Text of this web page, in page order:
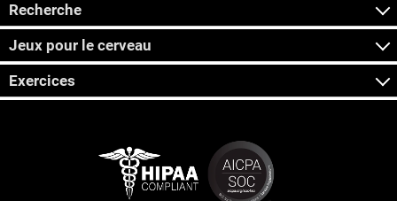
Recherche
Jeux pour le cerveau
Exercices